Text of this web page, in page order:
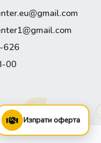
626
00
Изпрати оферта